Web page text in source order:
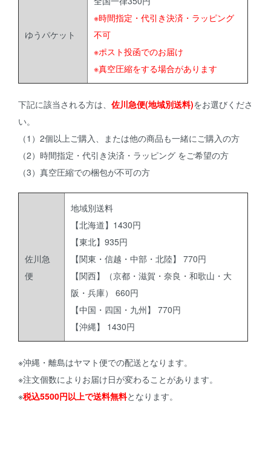
ゆうパケット
※時間指定・代引き決済・ラッピング
不可
※ポスト投函でのお届け
※真空圧縮をする場合があります
下記に該当される方は、 佐川急便(地域別送料)をお選びくださ
い。
（1）2個以上ご購入、または他の商品も一緒にご購入の方
（2）時間指定・代引き決済・ラッピング をご希望の方
（3）真空圧縮での梱包が不可の方
佐川急
便
地域別送料
【北海道】1430円
【東北】935円
【関東・信越・中部・北陸】 770円
【関西】（京都・滋賀・奈良・和歌山・大
阪・兵庫） 660円
【中国・四国・九州】 770円
【沖縄】 1430円
※沖縄・離島はヤマト便での配送となります。
※注文個数によりお届け日が変わることがあります。
※税込5500円以上で送料無料となります。